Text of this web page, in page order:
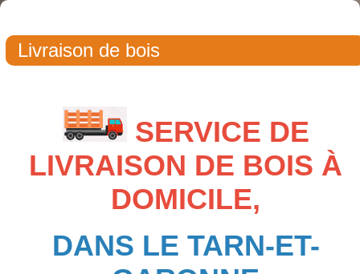
Livraison de bois
SERVICE DE
LIVRAISON DE BOIS À
DOMICILE,
DANS LE TARN-ET-